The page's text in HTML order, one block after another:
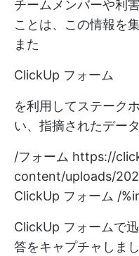
チームメンバーや利
ことは、この情報を
また
ClickUp フォーム
を利用してステーク
い、指摘されたデー
/フォーム https://
content/uploads/
ClickUp フォーム /
ClickUp フォームで
答をキャプチャしまし